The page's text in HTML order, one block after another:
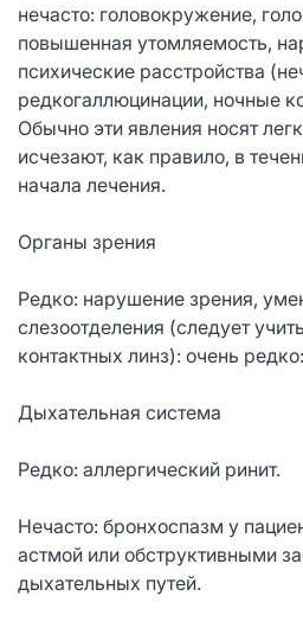
нечасто: головокружение,
повышенная утомляемость,
психические расстройства
редкогаллюцинации, ночные
Обычно эти явления носят
исчезают, как правило, в
начала лечения.
Органы зрения
Редко: нарушение зрения,
слезоотделения (следует
контактных линз): очень
Дыхательная система
Редко: аллергический ринит.
Нечасто: бронхоспазм у
астмой или обструктивными
дыхательных путей.